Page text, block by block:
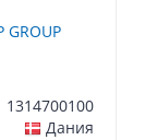
1314700100
Дания